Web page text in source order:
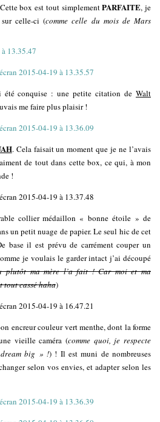
box est tout simplementPARFAITE, je
sur celle-ci (comme celle du mois de Mars
été conquise : une petite citation de Walt
me faire plus plaisir !
. Cela faisait un moment que je ne l’avais
de tout dans cette box, ce qui, à mon
!
collier médaillon « bonne étoile » de
un petit nuage de papier. Le seul hic de cet
base il est prévu de carrément couper un
je voulais le garder intact j’ai découpé
plutôt ma mère l’a fait ! Car moi et ma
cassé haha)
encreur couleur vert menthe, dont la forme
vieille caméra (comme quoi, je respecte
big » !) ! Il est muni de nombreuses
selon vos envies, et adapter selon les